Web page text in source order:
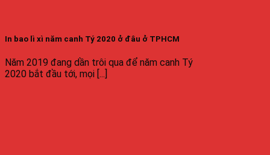
In bao lì xì năm canh Tý 2020 ở đâu ở TPHCM
Năm 2019 đang dần trôi qua để năm canh Tý
2020 bắt đầu tới, mọi [...]